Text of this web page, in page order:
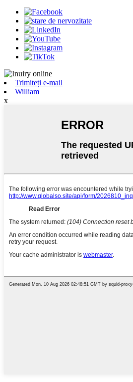
Trimiteți e-mail
William
x